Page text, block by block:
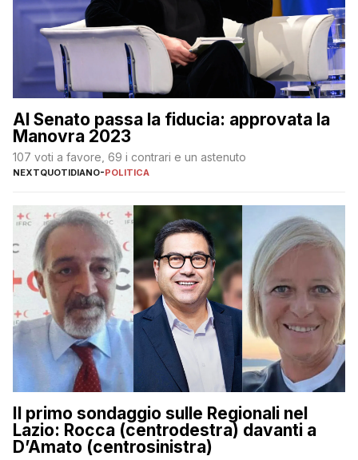
Al Senato passa la fiducia: approvata la
Manovra 2023
107 voti a favore, 69 i contrari e un astenuto
NEXTQUOTIDIANO-POLITICA
Il primo sondaggio sulle Regionali nel
Lazio: Rocca (centrodestra) davanti a
D’Amato (centrosinistra)